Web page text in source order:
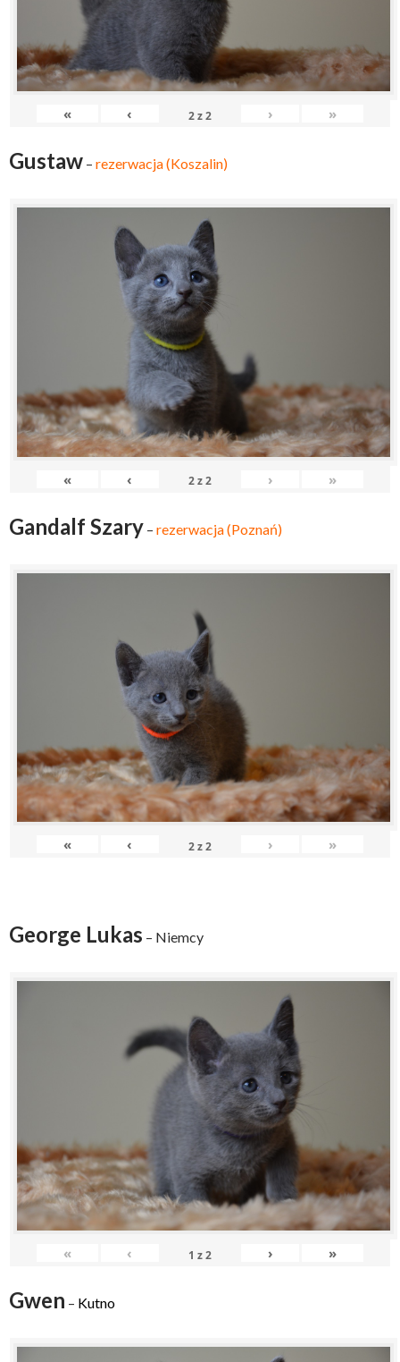
« ‹ 2z2 › »
Gustaw – rezerwacja (Koszalin)
« ‹ 2z2 › »
Gandalf Szary – rezerwacja (Poznań)
« ‹ 2z2 › »
George Lukas – Niemcy
« ‹ 1 z2 › »
Gwen – Kutno